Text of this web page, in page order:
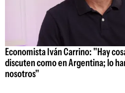
Economista Iván Carrino: "Hay
discuten como en Argentina; lo
nosotros"